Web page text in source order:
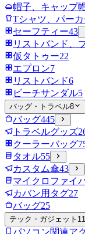
帽子、キャップ
Tシャツ、パー
セーフティー43
リストバンド、
仮タトゥー22
エプロン7
リストバンド6
ビーチサンダル5
バッグ・トラベル8
バッグ445
トラベルグッズ
クーラーバッグ
タオル55
カスタム傘43
マイクロファイ
カバン用タグ27
バッグ25
テック・ガジェット 11
パソコン関連ア